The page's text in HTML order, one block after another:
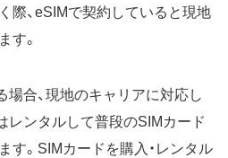
際、eSIMで契約していると現地
す。
合、現地のキャリアに対応し
レンタルして普段のSIMカード
す。SIMカードを購入・レンタル